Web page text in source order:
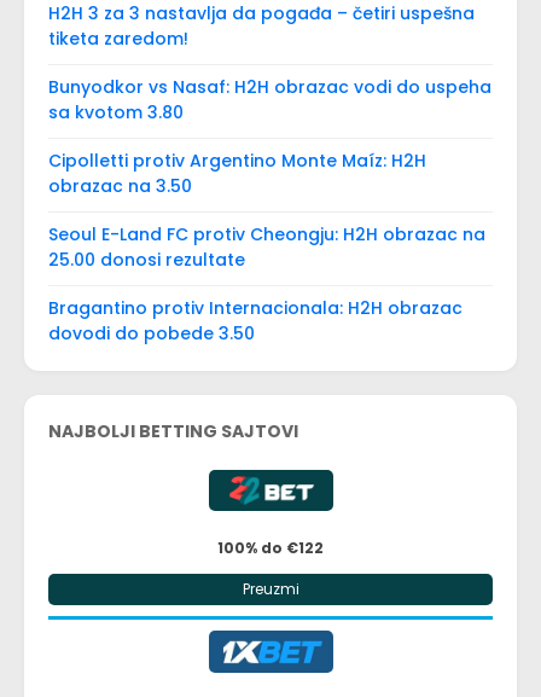
H2H 3 za 3 nastavlja da pogađa – četiri uspešna
tiketa zaredom!
Bunyodkor vs Nasaf: H2H obrazac vodi do uspeha
sa kvotom 3.80
Cipolletti protiv Argentino Monte Maíz: H2H
obrazac na 3.50
Seoul E-Land FC protiv Cheongju: H2H obrazac na
25.00 donosi rezultate
Bragantino protiv Internacionala: H2H obrazac
dovodi do pobede 3.50
NAJBOLJI BETTING SAJTOVI
100% do €122
Preuzmi